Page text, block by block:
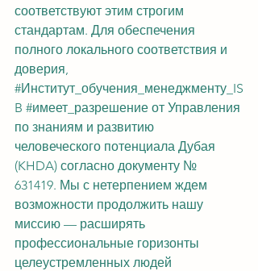
соответствуют этим строгим
стандартам. Для обеспечения
полного локального соответствия и
доверия,
#Институт_обучения_менеджменту_IS
B #имеет_разрешение от Управления
по знаниям и развитию
человеческого потенциала Дубая
(KHDA) согласно документу №
631419. Мы с нетерпением ждем
возможности продолжить нашу
миссию — расширять
профессиональные горизонты
целеустремленных людей